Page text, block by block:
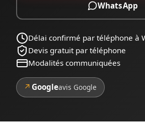
WhatsApp
Délai confirmé par téléphone à
Devis gratuit par téléphone
Modalités communiquées
↗ Googleavis Google